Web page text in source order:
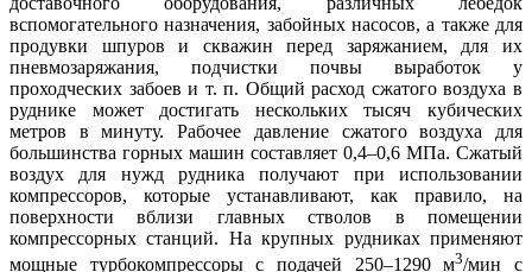
вспомогательного назначения, забойных насосов, а также для
продувки шпуров и скважин перед заряжанием, для их
пневмозаряжания, подчистки почвы выработок у
проходческих забоев и т. п. Общий расход сжатого воздуха в
руднике может достигать нескольких тысяч кубических
метров в минуту. Рабочее давление сжатого воздуха для
большинства горных машин составляет 0,4–0,6 МПа. Сжатый
воздух для нужд рудника получают при использовании
компрессоров, которые устанавливают, как правило, на
поверхности вблизи главных стволов в помещении
компрессорных станций. На крупных рудниках применяют
мощные турбокомпрессоры с подачей 250–1290 м3/мин с